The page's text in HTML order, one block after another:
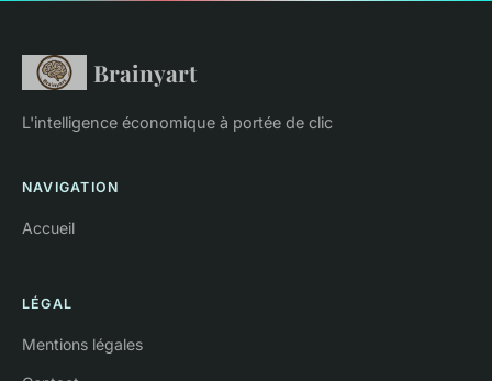
Brainyart
L'intelligence économique à portée de clic
NAVIGATION
Accueil
LÉGAL
Mentions légales